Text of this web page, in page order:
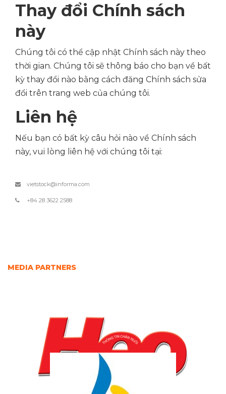
Thay đổi Chính sách
này
Chúng tôi có thể cập nhật Chính sách này theo
thời gian. Chúng tôi sẽ thông báo cho bạn về bất
kỳ thay đổi nào bằng cách đăng Chính sách sửa
đổi trên trang web của chúng tôi.
Liên hệ
Nếu bạn có bất kỳ câu hỏi nào về Chính sách
này, vui lòng liên hệ với chúng tôi tại:
vietstock@informa.com
+84 28 3622 2588
MEDIA PARTNERS